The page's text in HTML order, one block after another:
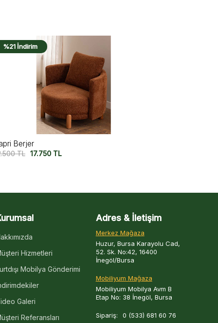
%22 İndirim
Berjer V2
TL 17.500 TL
Hizmetleri
Mobilya Gönderimi
Galeri
Referansları
Adres & İletişim
Merkez Mağaza
Huzur, Bursa Karayolu Cad,
52. Sk. No:42, 16400
İnegöl/Bursa
Mobiliyum Mağaza
Mobiliyum Mobilya Avm B
Etap No: 38 İnegöl, Bursa
Sipariş: 0 (533) 681 60 76